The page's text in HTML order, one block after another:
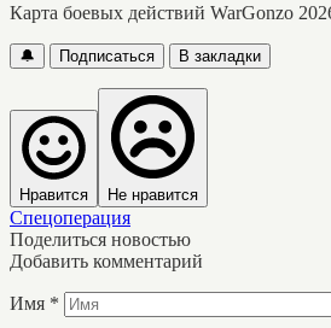
Карта боевых действий WarGonzo
🔔 Подписаться В закладки
Нравится Не нравится
Спецоперация
Поделиться новостью
Добавить комментарий
Имя *